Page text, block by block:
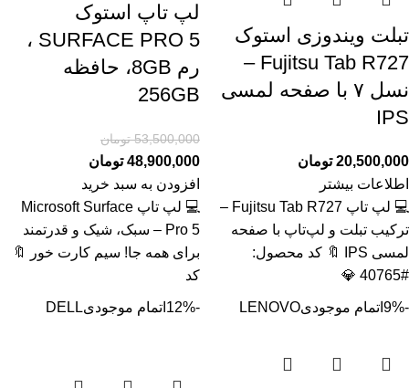
تبلت ویندوزی استوک
Fujitsu Tab R727 –
نسل ۷ با صفحه لمسی
IPS
20,500,000 تومان
اطلاعات بیشتر
💻 لپ تاپ Fujitsu Tab R727 –
ترکیب تبلت و لپ‌تاپ با صفحه
لمسی IPS 🔖 کد محصول:
#40765 💎
لپ تاپ استوک
SURFACE PRO 5 ،
رم 8GB، حافظه
256GB
53,500,000 تومان
48,900,000 تومان
افزودن به سبد خرید
💻 لپ تاپ Microsoft Surface
Pro 5 – سبک، شیک و قدرتمند
برای همه جا! سیم کارت خور 🔖
کد
-9% اتمام موجودیLENOVO
-12% اتمام موجودیDELL